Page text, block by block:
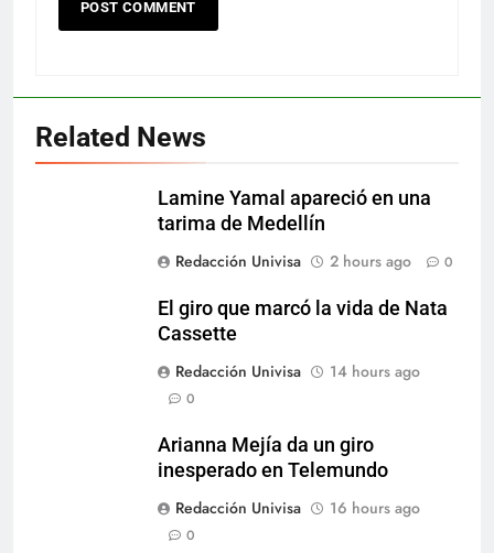
Related News
Lamine Yamal apareció en una
tarima de Medellín
Redacción Univisa
2 hours ago 0
El giro que marcó la vida de Nata
Cassette
Redacción Univisa
14 hours ago
0
Arianna Mejía da un giro
inesperado en Telemundo
Redacción Univisa
16 hours ago
0